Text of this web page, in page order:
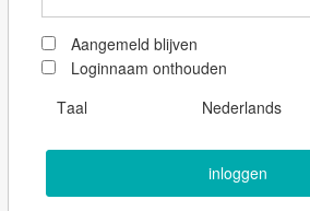
Aangemeld blijven
Loginnaam onthouden
Taal
Nederlands